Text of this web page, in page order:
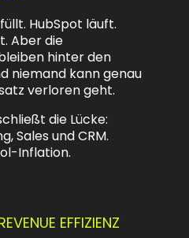
HubSpot läuft.
Aber die
hinter den
niemand kann genau
verloren geht.
die Lücke:
Sales und CRM.
Inflation.
EFFIZIENZ